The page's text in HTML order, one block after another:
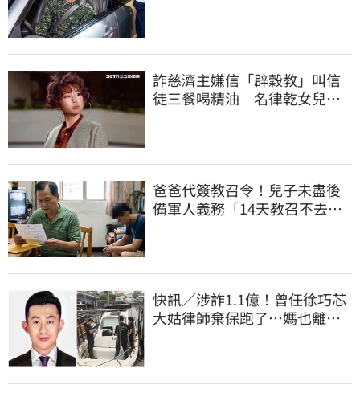
詐慈濟主嫌信「辟穀教」叫信
徒三餐喝精油 名律乾女兒卻
爸爸代簽教召令！兒子未盡後
備軍人義務「14天教召不去」
快訊／涉詐1.1億！曾任徐巧芯
大姑律師棄保跑了…媽也離